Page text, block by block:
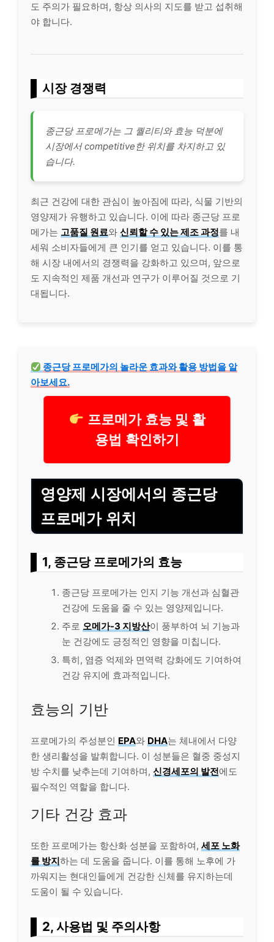
도 주의가 필요하며, 항상 의사의 지도를 받고 섭취해
야 합니다.
시장 경쟁력
종근당 프로메가는 그 퀄리티와 효능 덕분에
시장에서 competitive한 위치를 차지하고 있
습니다.
최근 건강에 대한 관심이 높아짐에 따라, 식물 기반의
영양제가 유행하고 있습니다. 이에 따라 종근당 프로
메가는 고품질 원료와 신뢰할 수 있는 제조 과정를 내
세워 소비자들에게 큰 인기를 얻고 있습니다. 이를 통
해 시장 내에서의 경쟁력을 강화하고 있으며, 앞으로
도 지속적인 제품 개선과 연구가 이루어질 것으로 기
대됩니다.
종근당 프로메가의 놀라운 효과와 활용 방법을 알
아보세요.
프로메가 효능 및 활
용법 확인하기
영양제 시장에서의 종근당
프로메가 위치
1, 종근당 프로메가의 효능
종근당 프로메가는 인지 기능 개선과 심혈관
건강에 도움을 줄 수 있는 영양제입니다.
주로 오메가-3 지방산이 풍부하여 뇌 기능과
눈 건강에도 긍정적인 영향을 미칩니다.
특히, 염증 억제와 면역력 강화에도 기여하여
건강 유지에 효과적입니다.
효능의 기반
프로메가의 주성분인 EPA와 DHA는 체내에서 다양
한 생리활성을 발휘합니다. 이 성분들은 혈중 중성지
방 수치를 낮추는데 기여하며, 신경세포의 발전에도
필수적인 역할을 합니다.
기타 건강 효과
또한 프로메가는 항산화 성분을 포함하여, 세포 노화
를 방지하는 데 도움을 줍니다. 이를 통해 노후에 가
까워지는 현대인들에게 건강한 신체를 유지하는데
도움이 될 수 있습니다.
2, 사용법 및 주의사항